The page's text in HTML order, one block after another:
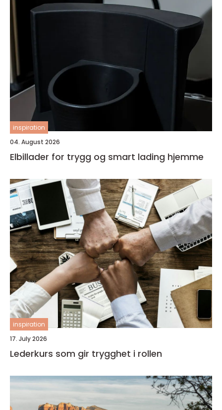
inspiration
04. August 2026
Elbillader for trygg og smart lading hjemme
inspiration
17. July 2026
Lederkurs som gir trygghet i rollen